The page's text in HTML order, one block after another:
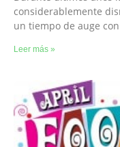
considerablemente
un tiempo de auge
Leer más »